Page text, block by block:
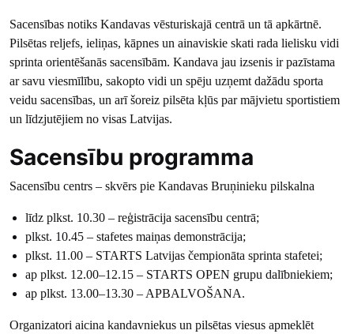
Sacensības notiks Kandavas vēsturiskajā centrā un tā apkārtnē.
Pilsētas reljefs, ieliņas, kāpnes un ainaviskie skati rada lielisku vidi
sprinta orientēšanās sacensībām. Kandava jau izsenis ir pazīstama
ar savu viesmīlību, sakopto vidi un spēju uzņemt dažādu sporta
veidu sacensības, un arī šoreiz pilsēta kļūs par mājvietu sportistiem
un līdzjutējiem no visas Latvijas.
Sacensību programma
Sacensību centrs – skvērs pie Kandavas Bruņinieku pilskalna
līdz plkst. 10.30 – reģistrācija sacensību centrā;
plkst. 10.45 – stafetes maiņas demonstrācija;
plkst. 11.00 – STARTS Latvijas čempionāta sprinta stafetei;
ap plkst. 12.00–12.15 – STARTS OPEN grupu dalībniekiem;
ap plkst. 13.00–13.30 – APBALVOŠANA.
Organizatori aicina kandavniekus un pilsētas viesus apmeklēt